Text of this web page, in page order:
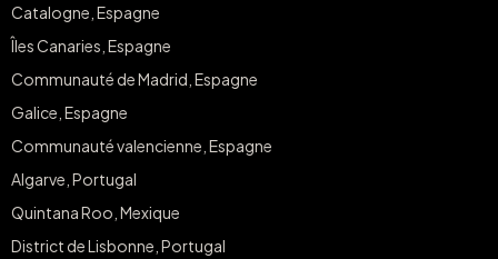
Catalogne, Espagne
Îles Canaries, Espagne
Communauté de Madrid, Espagne
Galice, Espagne
Communauté valencienne, Espagne
Algarve, Portugal
Quintana Roo, Mexique
District de Lisbonne, Portugal